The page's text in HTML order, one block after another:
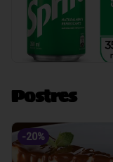
Postres
-20%